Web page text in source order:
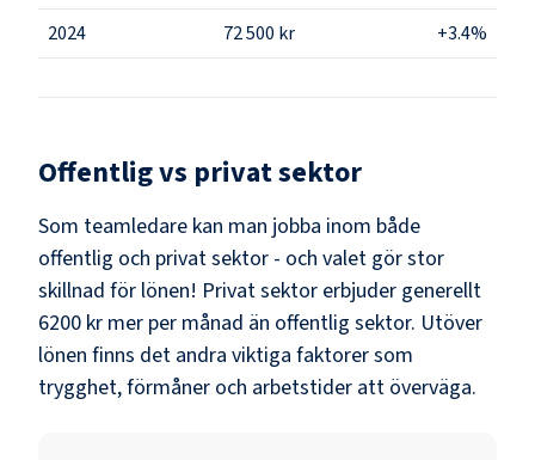
2024
72 500 kr +3.4%
Offentlig vs privat sektor
Som teamledare kan man jobba inom både
offentlig och privat sektor - och valet gör stor
skillnad för lönen! Privat sektor erbjuder generellt
6200 kr mer per månad än offentlig sektor. Utöver
lönen finns det andra viktiga faktorer som
trygghet, förmåner och arbetstider att överväga.